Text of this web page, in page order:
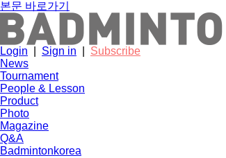
본문 바로가기
Login Sign in
Subscribe
News
Tournament
People & Lesson
Product
Photo
Magazine
Q&A
Badmintonkorea